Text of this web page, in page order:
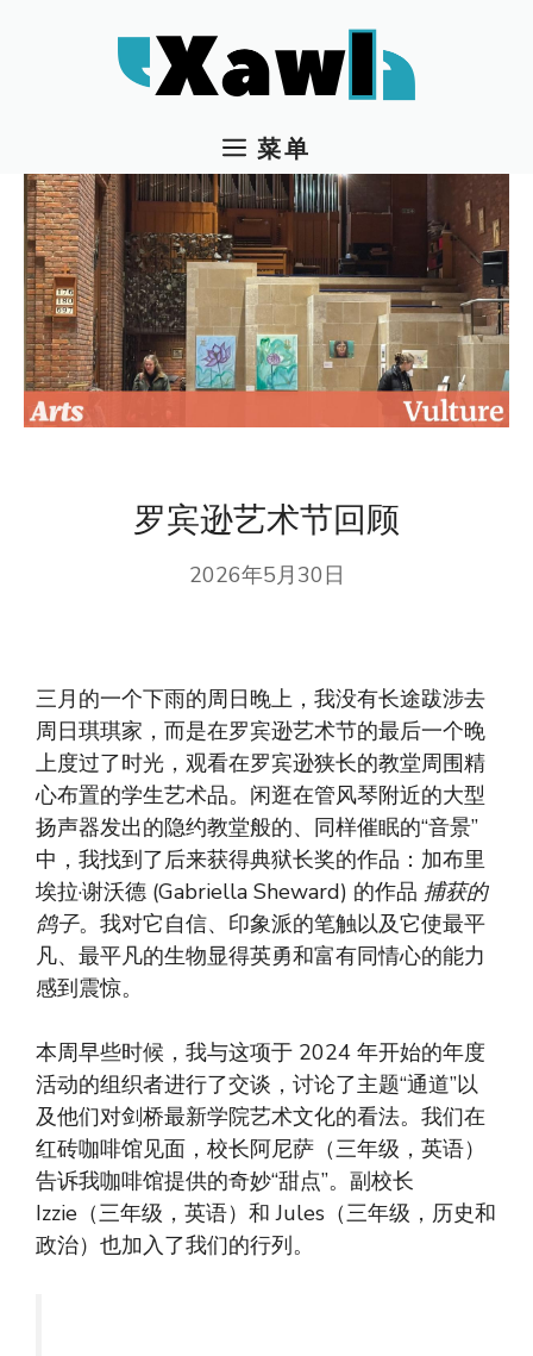
菜单
罗宾逊艺术节回顾
2026年5月30日
三月的一个下雨的周日晚上，我没有长途跋涉去
周日琪琪家，而是在罗宾逊艺术节的最后一个晚
上度过了时光，观看在罗宾逊狭长的教堂周围精
心布置的学生艺术品。闲逛在管风琴附近的大型
扬声器发出的隐约教堂般的、同样催眠的“音景”
中，我找到了后来获得典狱长奖的作品：加布里
埃拉·谢沃德 (Gabriella Sheward) 的作品 捕获的
鸽子。我对它自信、印象派的笔触以及它使最平
凡、最平凡的生物显得英勇和富有同情心的能力
感到震惊。
本周早些时候，我与这项于 2024 年开始的年度
活动的组织者进行了交谈，讨论了主题“通道”以
及他们对剑桥最新学院艺术文化的看法。我们在
红砖咖啡馆见面，校长阿尼萨（三年级，英语）
告诉我咖啡馆提供的奇妙“甜点”。副校长
Izzie（三年级，英语）和 Jules（三年级，历史和
政治）也加入了我们的行列。